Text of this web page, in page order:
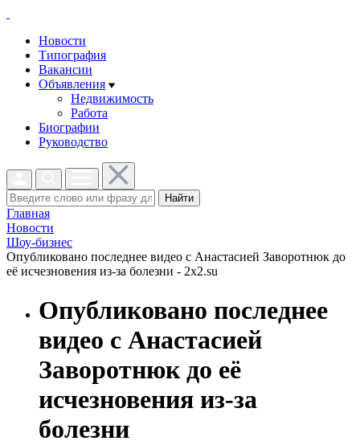
Новости
Типография
Вакансии
Объявления
Недвижимость
Работа
Биографии
Руководство
Найти
Главная
Новости
Шоу-бизнес
Опубликовано последнее видео с Анастасией Заворотнюк до
её исчезновения из-за болезни - 2x2.su
Опубликовано последнее
видео с Анастасией
Заворотнюк до её
исчезновения из-за
болезни